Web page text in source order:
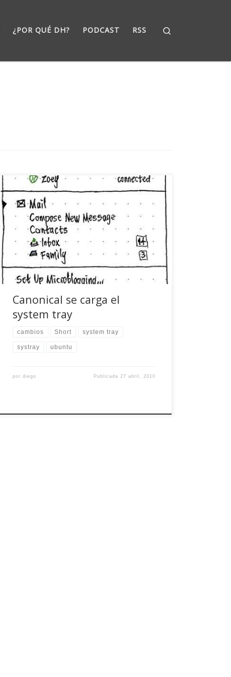
¿POR QUÉ DH? PODCAST RSS
Lo leí ayer en The Inquirer y todavía no me lo
creo. La empresa que desarrolla Ubuntu (no
todo iba a ser Debian ;)) quiere eliminar el área
de notificación de Gnome, por ineficaz. En su
lugar van a poner un sistema de menús
personalizado para cada función y unas […]
Canonical se carga el
system tray
cambios Short system tray
systray ubuntu
pordiego Publicada 27 abril, 2010